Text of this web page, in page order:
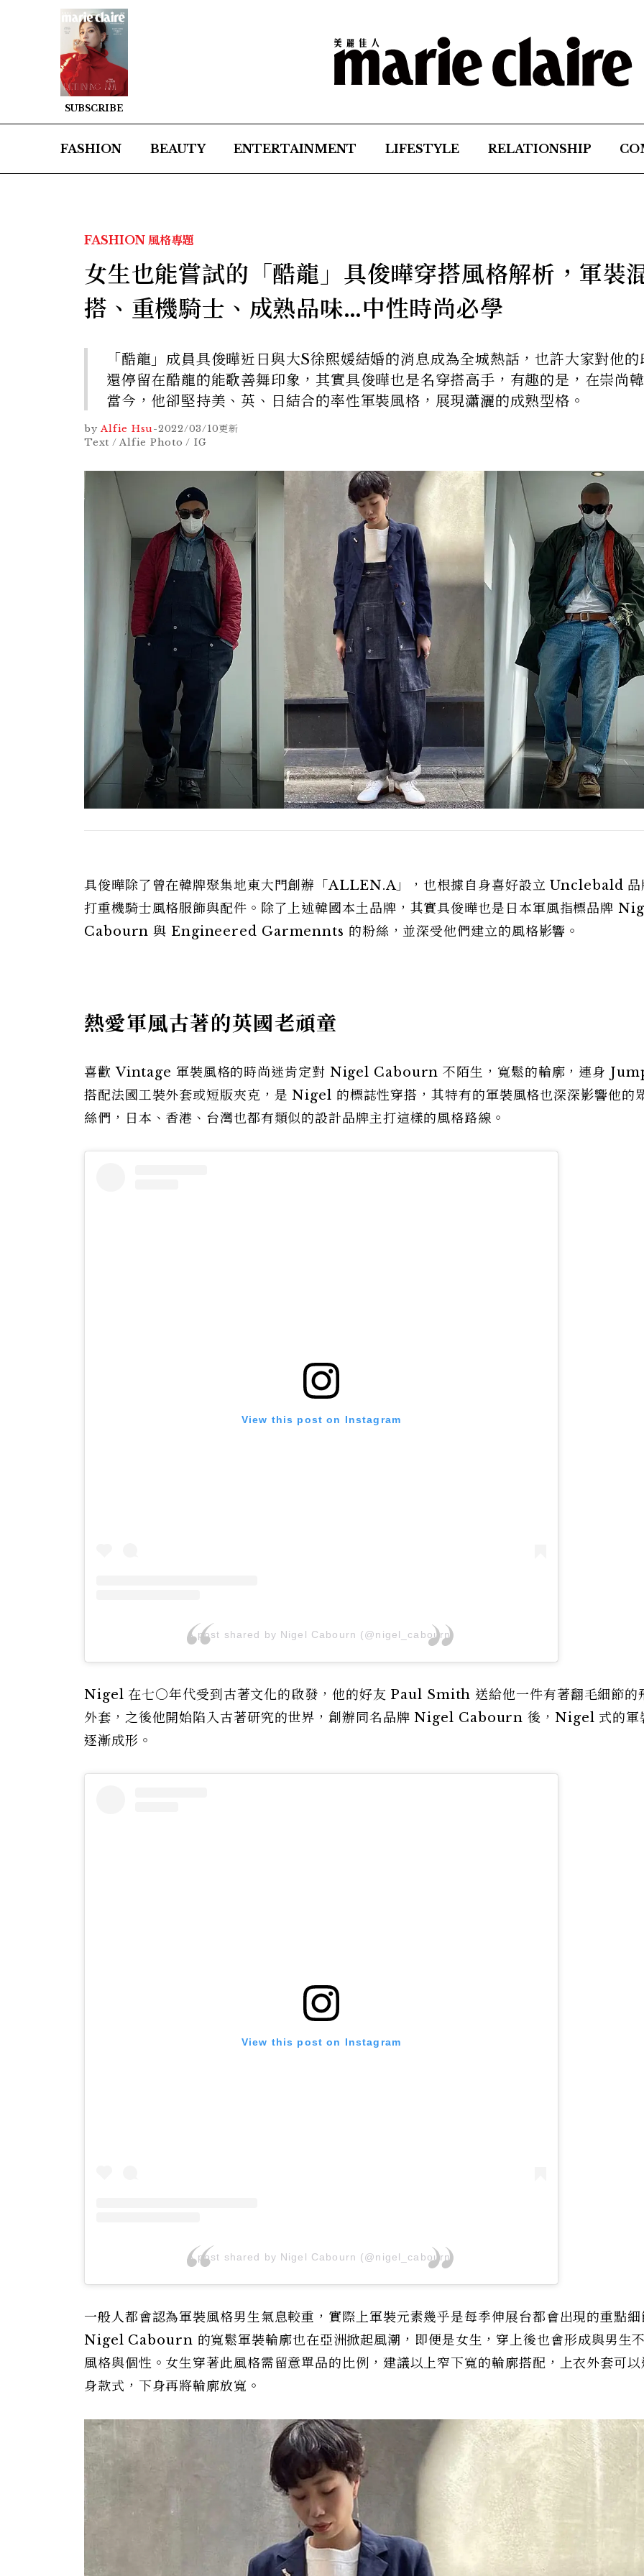
SUBSCRIBE
FASHION BEAUTY ENTERTAINMENT LIFESTYLE RELATIONSHIP
FASHION 風格專題
女生也能嘗試的「酷龍」具俊曄穿搭風格解析，軍裝
搭、重機騎士、成熟品味…中性時尚必學
「酷龍」成員具俊曄近日與大S徐熙媛結婚的消息成為全城熱話，也許大家對他的
還停留在酷龍的能歌善舞印象，其實具俊曄也是名穿搭高手，有趣的是，在崇尚
當今，他卻堅持美、英、日結合的率性軍裝風格，展現瀟灑的成熟型格。
by Alfie Hsu-2022/03/10更新
Text / Alfie Photo / IG
具俊曄除了曾在韓牌聚集地東大門創辦「ALLEN.A」，也根據自身喜好設立 Unclebald 品
打重機騎士風格服飾與配件。除了上述韓國本土品牌，其實具俊曄也是日本軍風指標品牌
Cabourn 與 Engineered Garmennts 的粉絲，並深受他們建立的風格影響。
熱愛軍風古著的英國老頑童
喜歡 Vintage 軍裝風格的時尚迷肯定對 Nigel Cabourn 不陌生，寬鬆的輪廓，連身
搭配法國工裝外套或短版夾克，是 Nigel 的標誌性穿搭，其特有的軍裝風格也深深影響他的
絲們，日本、香港、台灣也都有類似的設計品牌主打這樣的風格路線。
View this post on Instagram
A post shared by Nigel Cabourn (@nigel_cabourn)
Nigel 在七○年代受到古著文化的啟發，他的好友 Paul Smith 送給他一件有著翻毛細節的
外套，之後他開始陷入古著研究的世界，創辦同名品牌 Nigel Cabourn 後，Nigel 式的軍
逐漸成形。
View this post on Instagram
A post shared by Nigel Cabourn (@nigel_cabourn)
一般人都會認為軍裝風格男生氣息較重，實際上軍裝元素幾乎是每季伸展台都會出現的重點細
Nigel Cabourn 的寬鬆軍裝輪廓也在亞洲掀起風潮，即便是女生，穿上後也會形成與男生
風格與個性。女生穿著此風格需留意單品的比例，建議以上窄下寬的輪廓搭配，上衣外套可
身款式，下身再將輪廓放寬。